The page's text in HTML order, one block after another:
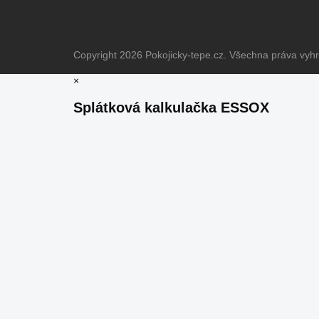
Copyright 2026 Pokojicky-tepe.cz. Všechna práva
×
Splátková kalkulačka ESSOX